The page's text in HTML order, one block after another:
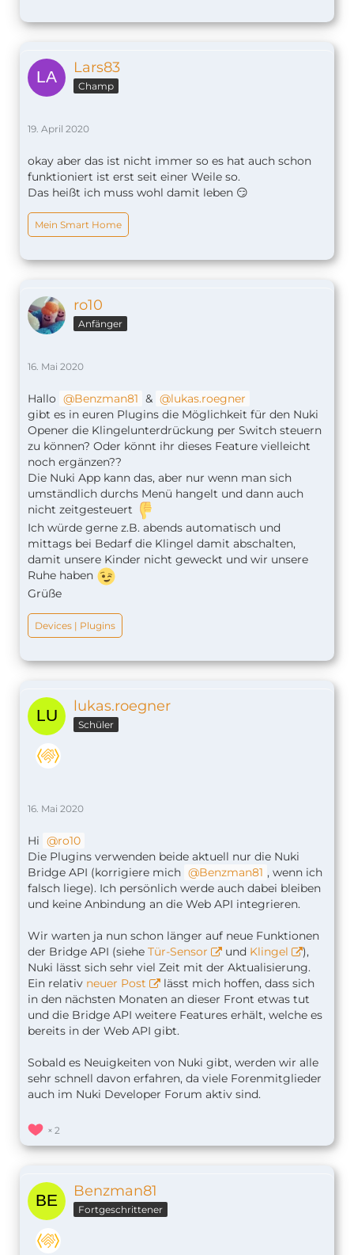
Lars83
Champ
19. April 2020
okay aber das ist nicht immer so es hat auch schon
funktioniert ist erst seit einer Weile so.
Das heißt ich muss wohl damit leben 😏
Mein Smart Home
ro10
Anfänger
16. Mai 2020
Hallo Benzman81 &
lukas.roegner
gibt es in euren Plugins die Möglichkeit für den Nuki
Opener die Klingelunterdrückung per Switch steuern
zu können? Oder könnt ihr dieses Feature vielleicht
noch ergänzen??
Die Nuki App kann das, aber nur wenn man sich
umständlich durchs Menü hangelt und dann auch
nicht zeitgesteuert
Ich würde gerne z.B. abends automatisch und
mittags bei Bedarf die Klingel damit abschalten,
damit unsere Kinder nicht geweckt und wir unsere
Ruhe haben
Grüße
Devices | Plugins
lukas.roegner
Schüler
16. Mai 2020
Hi
ro10
Die Plugins verwenden beide aktuell nur die Nuki
Bridge API (korrigiere mich
Benzman81 , wenn ich
falsch liege). Ich persönlich werde auch dabei bleiben
und keine Anbindung an die Web API integrieren.
Wir warten ja nun schon länger auf neue Funktionen
der Bridge API (siehe Tür-Sensor und Klingel
),
Nuki lässt sich sehr viel Zeit mit der Aktualisierung.
Ein relativ neuer Post
lässt mich hoffen, dass sich
in den nächsten Monaten an dieser Front etwas tut
und die Bridge API weitere Features erhält, welche es
bereits in der Web API gibt.
Sobald es Neuigkeiten von Nuki gibt, werden wir alle
sehr schnell davon erfahren, da viele Forenmitglieder
auch im Nuki Developer Forum aktiv sind.
2
Benzman81
Fortgeschrittener